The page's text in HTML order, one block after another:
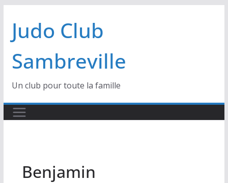
contenu
Judo Club
Sambreville
Un club pour toute la famille
Benjamin